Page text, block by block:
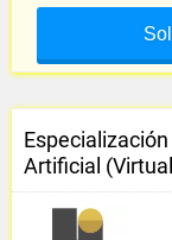
Artificial